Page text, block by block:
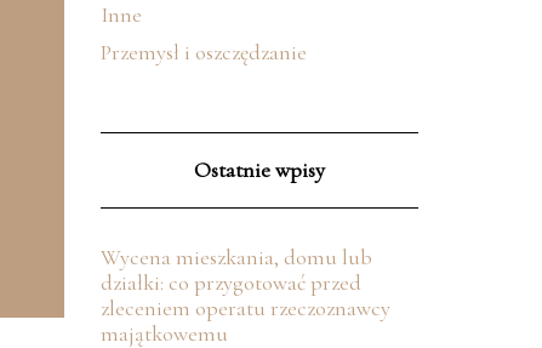
Inne
Przemysł i oszczędzanie
Ostatnie wpisy
Wycena mieszkania, domu lub
działki: co przygotować przed
zleceniem operatu rzeczoznawcy
majątkowemu